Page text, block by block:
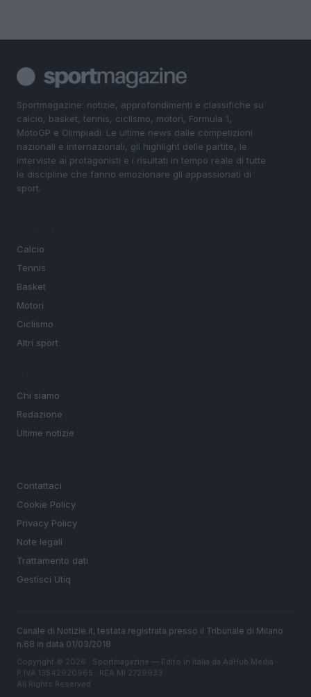
Sportmagazine: notizie, approfondimenti e classifiche su
calcio, basket, tennis, ciclismo, motori, Formula 1,
MotoGP e Olimpiadi. Le ultime news dalle competizioni
nazionali e internazionali, gli highlight delle partite, le
interviste ai protagonisti e i risultati in tempo reale di tutte
le discipline che fanno emozionare gli appassionati di
sport.
Calcio
Tennis
Basket
Motori
Ciclismo
Altri sport
Chi siamo
Redazione
Ultime notizie
Contattaci
Cookie Policy
Privacy Policy
Note legali
Trattamento dati
Gestisci Utiq
Canale di Notizie.it, testata registrata presso il Tribunale di Milano
n.68 in data 01/03/2018
Copyright © 2026 · Sportmagazine — Edito in Italia da AdHub Media
P.IVA 13542920965 · REA MI 2729933
All Rights Reserved